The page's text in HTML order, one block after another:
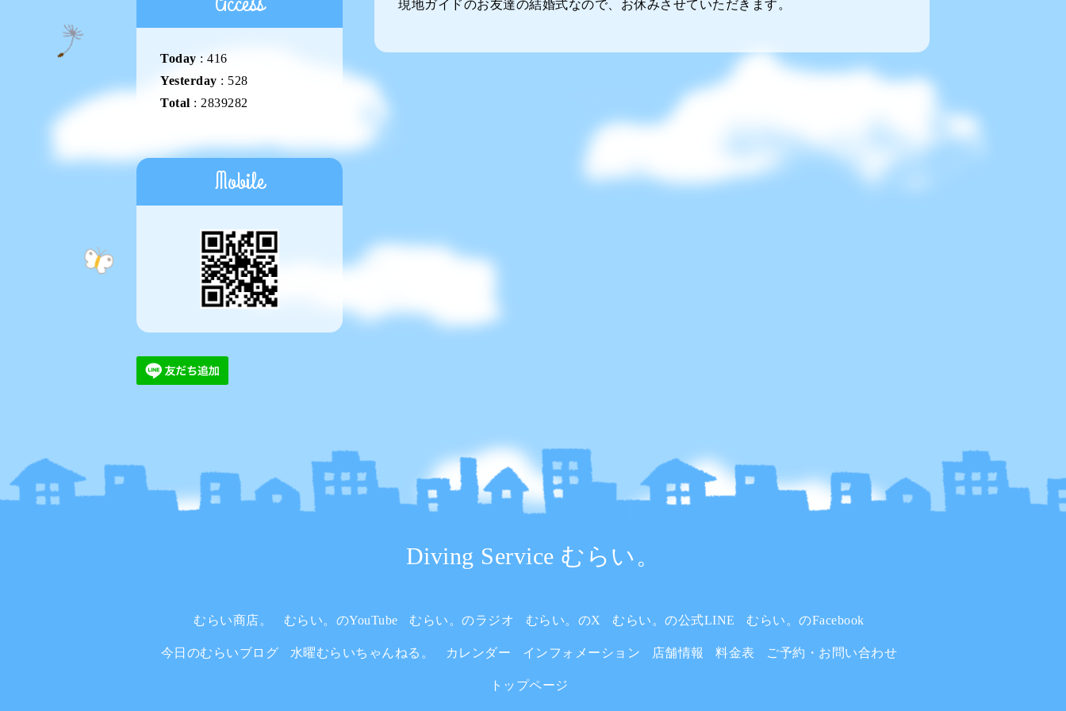
現地ガイドのお友達の結婚式なので、お休みさせていただきます。
Today : 416
Yesterday : 528
Total : 2839282
Mobile
Diving Service むらい。
むらい商店。 むらい。のYouTube むらい。のラジオ むらい。のX むらい。の公式LINE むらい。のFacebook
今日のむらいブログ 水曜むらいちゃんねる。 カレンダー インフォメーション 店舗情報 料金表 ご予約・お問い合わせ
トップページ